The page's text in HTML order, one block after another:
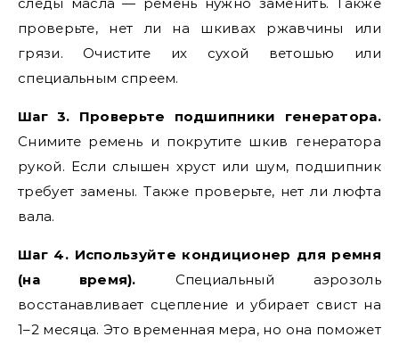
проверьте, нет ли на шкивах ржавчины или
грязи. Очистите их сухой ветошью или
специальным спреем.
Шаг 3. Проверьте подшипники генератора.
Снимите ремень и покрутите шкив генератора
рукой. Если слышен хруст или шум, подшипник
требует замены. Также проверьте, нет ли люфта
вала.
Шаг 4. Используйте кондиционер для ремня
(на время). Специальный аэрозоль
восстанавливает сцепление и убирает свист на
1–2 месяца. Это временная мера, но она поможет